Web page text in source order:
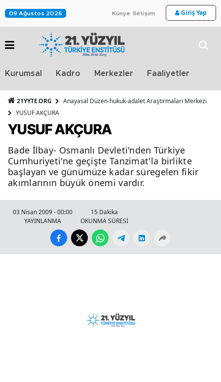
09 Ağustos 2026 Künye İletişim Giriş Yap
Kurumsal Kadro Merkezler Faaliyetler
21YYTE.ORG
Anayasal Düzen-hukuk-adalet Araştırmaları Merkezi
YUSUF AKÇURA
YUSUF AKÇURA
Bade İlbay- Osmanlı Devleti'nden Türkiye
Cumhuriyeti'ne geçişte Tanzimat'la birlikte
başlayan ve günümüze kadar süregelen fikir
akımlarının büyük önemi vardır.
03 Nisan 2009 - 00:00
YAYINLANMA
15 Dakika
OKUNMA SÜRESİ